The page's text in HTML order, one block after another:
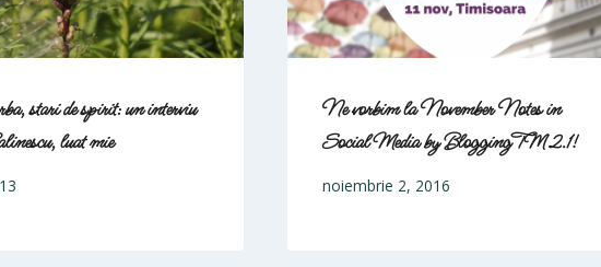
stari de spirit: un interviu
luat mie
Ne vorbim la November Notes in
Social Media by BloggingTM 2.1!
noiembrie 2, 2016